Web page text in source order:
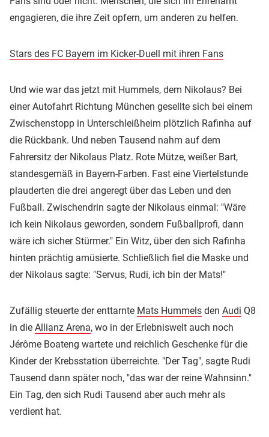
engagieren, die ihre Zeit opfern, um anderen zu helfen.
Stars des FC Bayern im Kicker-Duell mit ihren Fans
Und wie war das jetzt mit Hummels, dem Nikolaus? Bei
einer Autofahrt Richtung München gesellte sich bei einem
Zwischenstopp in Unterschleißheim plötzlich Rafinha auf
die Rückbank. Und neben Tausend nahm auf dem
Fahrersitz der Nikolaus Platz. Rote Mütze, weißer Bart,
standesgemäß in Bayern-Farben. Fast eine Viertelstunde
plauderten die drei angeregt über das Leben und den
Fußball. Zwischendrin sagte der Nikolaus einmal: "Wäre
ich kein Nikolaus geworden, sondern Fußballprofi, dann
wäre ich sicher Stürmer." Ein Witz, über den sich Rafinha
hinten prächtig amüsierte. Schließlich fiel die Maske und
der Nikolaus sagte: "Servus, Rudi, ich bin der Mats!"
Zufällig steuerte der enttarnte Mats Hummels den Audi Q8
in die Allianz Arena, wo in der Erlebniswelt auch noch
Jérôme Boateng wartete und reichlich Geschenke für die
Kinder der Krebsstation überreichte. "Der Tag", sagte Rudi
Tausend dann später noch, "das war der reine Wahnsinn."
Ein Tag, den sich Rudi Tausend aber auch mehr als
verdient hat.